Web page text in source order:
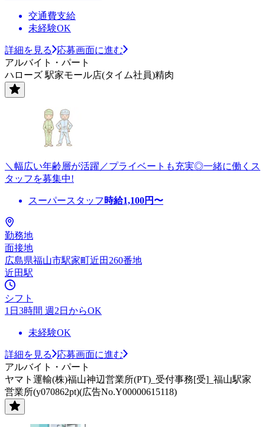
交通費支給
未経験OK
詳細を見る
応募画面に進む
アルバイト・パート
ハローズ 駅家モール店(タイム社員)精肉
＼幅広い年齢層が活躍／プライベートも充実◎一緒に働くス
タッフを募集中!
スーパースタッフ 時給1,100円〜
勤務地
面接地
広島県福山市駅家町近田260番地
近田駅
シフト
1日3時間 週2日からOK
未経験OK
詳細を見る
応募画面に進む
アルバイト・パート
ヤマト運輸(株)福山神辺営業所(PT)_受付事務[受]_福山駅家
営業所(y070862pt)(広告No.Y00000615118)